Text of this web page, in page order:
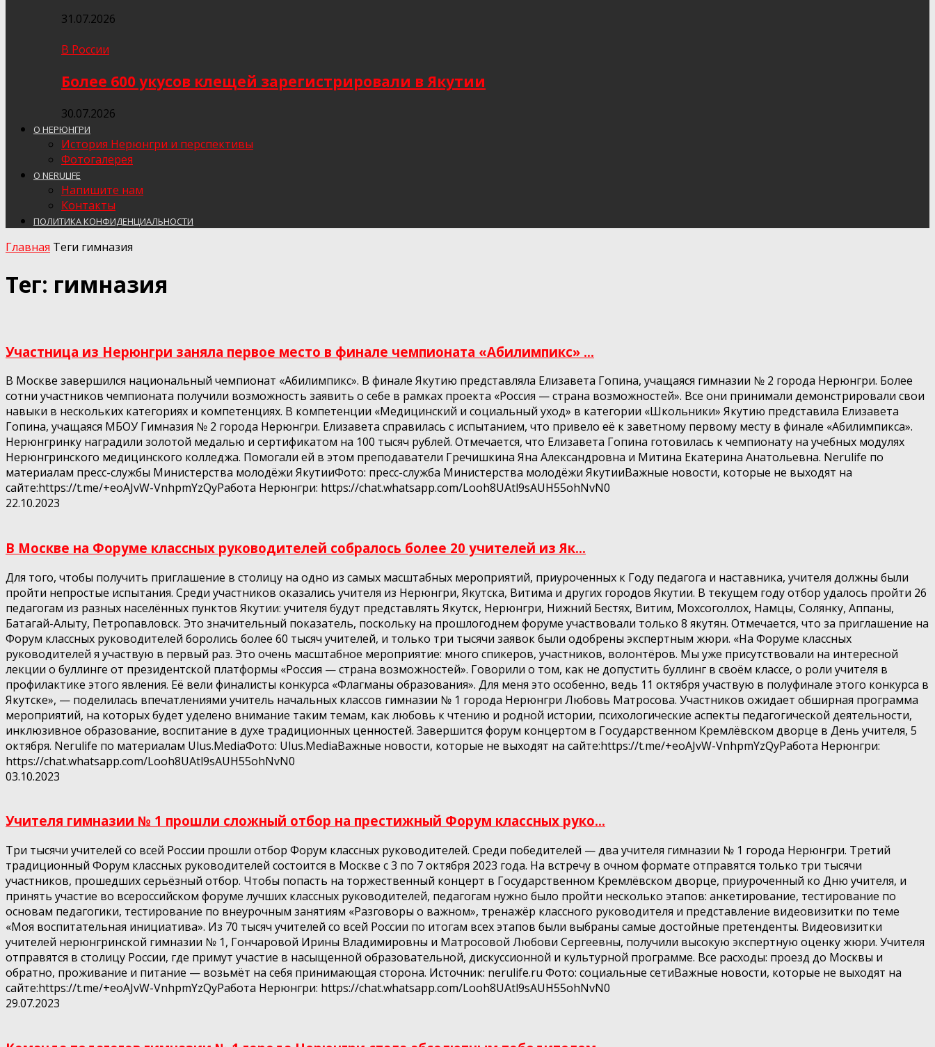
31.07.2026
В России
Более 600 укусов клещей зарегистрировали в Якутии
30.07.2026
О НЕРЮНГРИ
История Нерюнгри и перспективы
Фотогалерея
О NERULIFE
Напишите нам
Контакты
ПОЛИТИКА КОНФИДЕНЦИАЛЬНОСТИ
Главная Теги гимназия
Тег: гимназия
Участница из Нерюнгри заняла первое место в финале чемпионата «Абилимпикс» ...
В Москве завершился национальный чемпионат «Абилимпикс». В финале Якутию представляла Елизавета Гопина, учащаяся гимназии № 2 города Нерюнгри. Более
сотни участников чемпионата получили возможность заявить о себе в рамках проекта «Россия — страна возможностей». Все они принимали демонстрировали свои
навыки в нескольких категориях и компетенциях. В компетенции «Медицинский и социальный уход» в категории «Школьники» Якутию представила Елизавета
Гопина, учащаяся МБОУ Гимназия № 2 города Нерюнгри. Елизавета справилась с испытанием, что привело её к заветному первому месту в финале «Абилимпикса».
Нерюнгринку наградили золотой медалью и сертификатом на 100 тысяч рублей. Отмечается, что Елизавета Гопина готовилась к чемпионату на учебных модулях
Нерюнгринского медицинского колледжа. Помогали ей в этом преподаватели Гречишкина Яна Александровна и Митина Екатерина Анатольевна. Nerulife по
материалам пресс-службы Министерства молодёжи ЯкутииФото: пресс-служба Министерства молодёжи ЯкутииВажные новости, которые не выходят на
сайте:https://t.me/+eoAJvW-VnhpmYzQyРабота Нерюнгри: https://chat.whatsapp.com/Looh8UAtl9sAUH55ohNvN0
22.10.2023
В Москве на Форуме классных руководителей собралось более 20 учителей из Як...
Для того, чтобы получить приглашение в столицу на одно из самых масштабных мероприятий, приуроченных к Году педагога и наставника, учителя должны были
пройти непростые испытания. Среди участников оказались учителя из Нерюнгри, Якутска, Витима и других городов Якутии. В текущем году отбор удалось пройти 26
педагогам из разных населённых пунктов Якутии: учителя будут представлять Якутск, Нерюнгри, Нижний Бестях, Витим, Мохсоголлох, Намцы, Солянку, Аппаны,
Батагай-Алыту, Петропавловск. Это значительный показатель, поскольку на прошлогоднем форуме участвовали только 8 якутян. Отмечается, что за приглашение на
Форум классных руководителей боролись более 60 тысяч учителей, и только три тысячи заявок были одобрены экспертным жюри. «На Форуме классных
руководителей я участвую в первый раз. Это очень масштабное мероприятие: много спикеров, участников, волонтёров. Мы уже присутствовали на интересной
лекции о буллинге от президентской платформы «Россия — страна возможностей». Говорили о том, как не допустить буллинг в своём классе, о роли учителя в
профилактике этого явления. Её вели финалисты конкурса «Флагманы образования». Для меня это особенно, ведь 11 октября участвую в полуфинале этого конкурса в
Якутске», — поделилась впечатлениями учитель начальных классов гимназии № 1 города Нерюнгри Любовь Матросова. Участников ожидает обширная программа
мероприятий, на которых будет уделено внимание таким темам, как любовь к чтению и родной истории, психологические аспекты педагогической деятельности,
инклюзивное образование, воспитание в духе традиционных ценностей. Завершится форум концертом в Государственном Кремлёвском дворце в День учителя, 5
октября. Nerulife по материалам Ulus.MediaФото: Ulus.MediaВажные новости, которые не выходят на сайте:https://t.me/+eoAJvW-VnhpmYzQyРабота Нерюнгри:
https://chat.whatsapp.com/Looh8UAtl9sAUH55ohNvN0
03.10.2023
Учителя гимназии № 1 прошли сложный отбор на престижный Форум классных руко...
Три тысячи учителей со всей России прошли отбор Форум классных руководителей. Среди победителей — два учителя гимназии № 1 города Нерюнгри. Третий
традиционный Форум классных руководителей состоится в Москве с 3 по 7 октября 2023 года. На встречу в очном формате отправятся только три тысячи
участников, прошедших серьёзный отбор. Чтобы попасть на торжественный концерт в Государственном Кремлёвском дворце, приуроченный ко Дню учителя, и
принять участие во всероссийском форуме лучших классных руководителей, педагогам нужно было пройти несколько этапов: анкетирование, тестирование по
основам педагогики, тестирование по внеурочным занятиям «Разговоры о важном», тренажёр классного руководителя и представление видеовизитки по теме
«Моя воспитательная инициатива». Из 70 тысяч учителей со всей России по итогам всех этапов были выбраны самые достойные претенденты. Видеовизитки
учителей нерюнгринской гимназии № 1, Гончаровой Ирины Владимировны и Матросовой Любови Сергеевны, получили высокую экспертную оценку жюри. Учителя
отправятся в столицу России, где примут участие в насыщенной образовательной, дискуссионной и культурной программе. Все расходы: проезд до Москвы и
обратно, проживание и питание — возьмёт на себя принимающая сторона. Источник: nerulife.ru Фото: социальные сетиВажные новости, которые не выходят на
сайте:https://t.me/+eoAJvW-VnhpmYzQyРабота Нерюнгри: https://chat.whatsapp.com/Looh8UAtl9sAUH55ohNvN0
29.07.2023